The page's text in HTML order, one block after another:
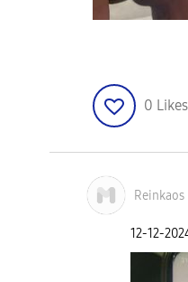
0 Likes
Reinkaos
‎12-12-